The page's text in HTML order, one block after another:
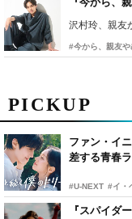
PICKUP
ファン・イ
差する青春
#U-NEXT #イ・
『スパイダ
沢村玲、親友
#今から、親友や